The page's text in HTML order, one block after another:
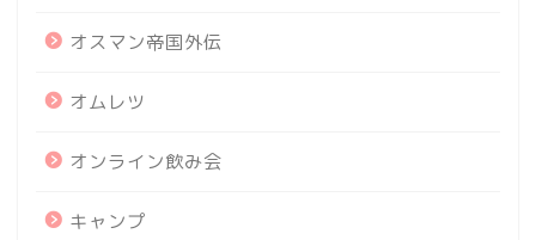
オスマン帝国外伝
オムレツ
オンライン飲み会
キャンプ